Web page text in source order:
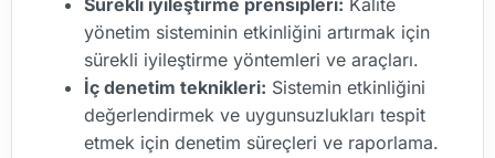
Sürekli iyileştirme prensipleri: Kalite
yönetim sisteminin etkinliğini artırmak için
sürekli iyileştirme yöntemleri ve araçları.
İç denetim teknikleri: Sistemin etkinliğini
değerlendirmek ve uygunsuzlukları tespit
etmek için denetim süreçleri ve raporlama.